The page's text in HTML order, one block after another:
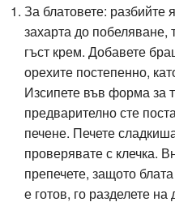
За блатовете: разбийте
захарта до побеляване,
гъст крем. Добавете
орехите постепенно,
Изсипете във форма за
предварително сте
печене. Печете
проверявате с клечка.
препечете, защото
е готов, го разделете